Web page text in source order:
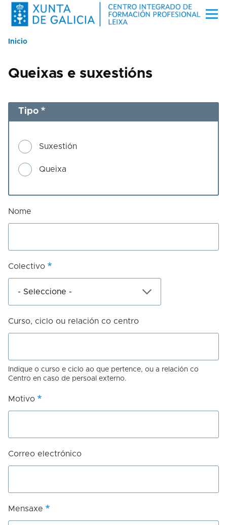
Ir o contido principal
Menú
de
Inicio
Queixas e suxestións
Tipo
Suxestión
Queixa
Nome
Colectivo
Curso, ciclo ou relación co centro
Indique o curso e ciclo ao que pertence, ou a relación co
Centro en caso de persoal externo.
Motivo
Correo electrónico
Mensaxe